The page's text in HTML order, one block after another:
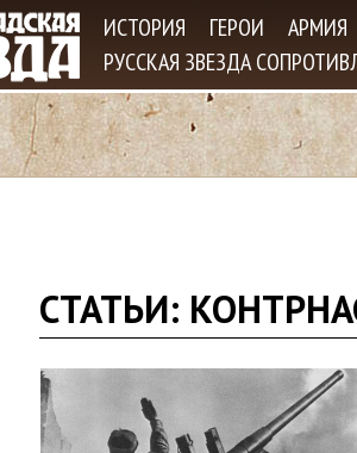
ИСТОРИЯ ГЕРОИ
АРМИЯ
РУССКАЯ ЗВЕЗДА
ы
з
СТАТЬИ: